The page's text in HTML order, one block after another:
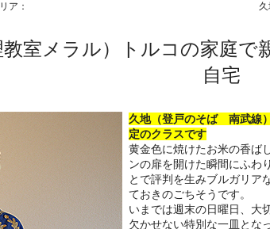
ア：
室メラル）トルコの家庭
自宅
久地（登戸のそば 南武線
定のクラスです
黄金色に焼けたお米の香ば
ンの扉を開けた瞬間にふ
とで評判を生みブルガリア
ておきのごちそうです。
いまでは週末の日曜日、大
欠かせない特別な一皿とな